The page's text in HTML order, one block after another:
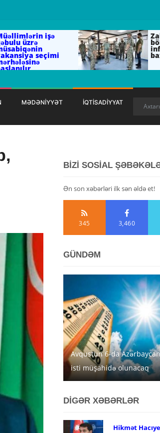
işə
üzrə
seçimi
MƏDƏNİYYƏT İQTİSADİYYAT
BİZİ SOSİAL
Ən son xəbərləri ilk sən əldə et!
345 3,460
GÜNDƏM
Avqustun 6-da
isti müşahidə olunacaq
DİGƏR XƏBƏRLƏR
Hikmət